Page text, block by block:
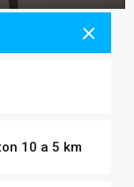
10 a 5 km